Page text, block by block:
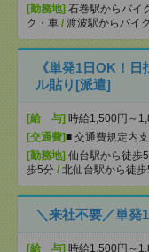
[勤務地] 石巻駅からバイ
ク・車 / 渡波駅からバイ
《単発1日OK！
ル貼り[派遣]
[給 与] 時給1,500円～
[交通費]■ 交通費規定内
[勤務地] 仙台駅から徒歩
歩5分 / 北仙台駅から徒
＼来社不要／単発
[給 与] 時給1,500円～